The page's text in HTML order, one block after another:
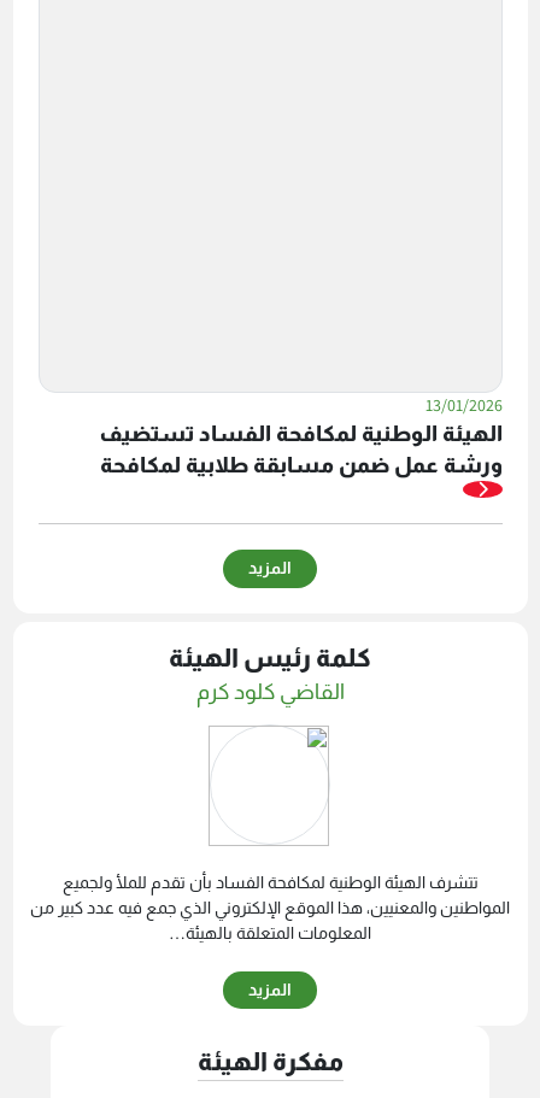
13/01/2026
الهيئة الوطنية لمكافحة الفساد تستضيف
ورشة عمل ضمن مسابقة طلابية لمكافحة
الفساد
المزيد
كلمة رئيس الهيئة
القاضي كلود كرم
تتشرف الهيئة الوطنية لمكافحة الفساد بأن تقدم للملأ ولجميع
المواطنين والمعنيين، هذا الموقع الإلكتروني الذي جمع فيه عدد كبير من
المعلومات المتعلقة بالهيئة…
المزيد
مفكرة الهيئة